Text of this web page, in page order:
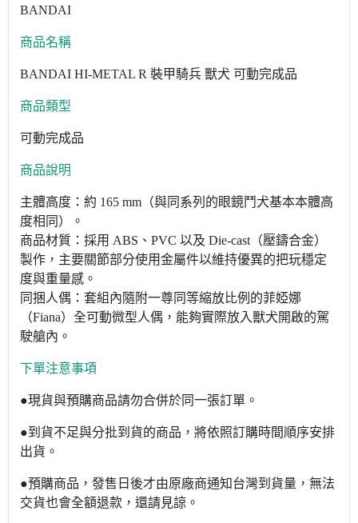
BANDAI
商品名稱
BANDAI HI-METAL R 裝甲騎兵 獸犬 可動完成品
商品類型
可動完成品
商品說明
主體高度：約 165 mm（與同系列的眼鏡鬥犬基本本體高
度相同）。
商品材質：採用 ABS、PVC 以及 Die-cast（壓鑄合金）
製作，主要關節部分使用金屬件以維持優異的把玩穩定
度與重量感。
同捆人偶：套組內隨附一尊同等縮放比例的菲婭娜
（Fiana）全可動微型人偶，能夠實際放入獸犬開啟的駕
駛艙內。
下單注意事項
●現貨與預購商品請勿合併於同一張訂單。
●到貨不足與分批到貨的商品，將依照訂購時間順序安排
出貨。
●預購商品，發售日後才由原廠商通知台灣到貨量，無法
交貨也會全額退款，還請見諒。